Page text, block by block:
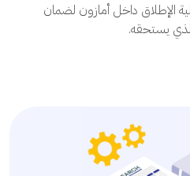
الإطلاق داخل أمازون لضمان
يستحقه.